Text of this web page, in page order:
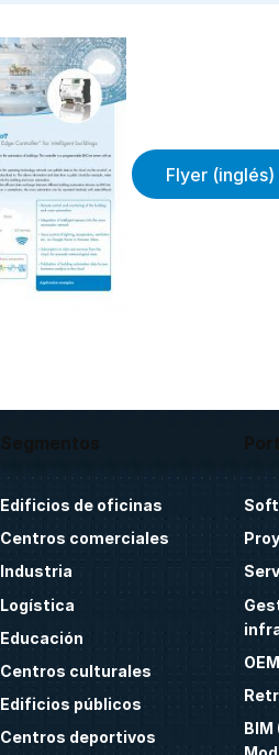
Flyer (inglés)
Segmentos
Edificios de oficinas
Centros comerciales
Industria
Logística
Educación
Centros culturales
Edificios públicos
Centros deportivos
OEM